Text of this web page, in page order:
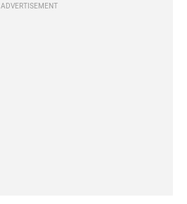
ADVERTISEMENT